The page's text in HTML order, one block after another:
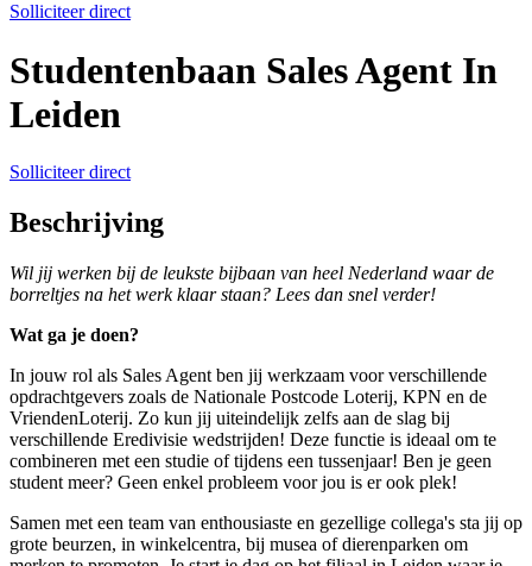
Solliciteer direct
Studentenbaan Sales Agent In
Leiden
Solliciteer direct
Beschrijving
Wil jij werken bij de leukste bijbaan van heel Nederland waar de
borreltjes na het werk klaar staan? Lees dan snel verder!
Wat ga je doen?
In jouw rol als Sales Agent ben jij werkzaam voor verschillende
opdrachtgevers zoals de Nationale Postcode Loterij, KPN en de
VriendenLoterij. Zo kun jij uiteindelijk zelfs aan de slag bij
verschillende Eredivisie wedstrijden! Deze functie is ideaal om te
combineren met een studie of tijdens een tussenjaar! Ben je geen
student meer? Geen enkel probleem voor jou is er ook plek!
Samen met een team van enthousiaste en gezellige collega's sta jij op
grote beurzen, in winkelcentra, bij musea of dierenparken om